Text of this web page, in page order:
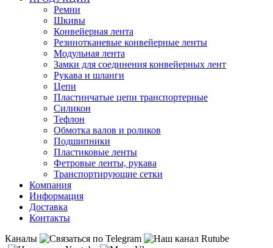
Ремни
Шкивы
Конвейерная лента
Резинотканевые конвейерные ленты
Модульная лента
Замки для соединения конвейерных лент
Рукава и шланги
Цепи
Пластинчатые цепи транспортерные
Силикон
Тефлон
Обмотка валов и роликов
Подшипники
Пластиковые ленты
Фетровые ленты, рукава
Транспортирующие сетки
Компания
Информация
Доставка
Контакты
Каналы